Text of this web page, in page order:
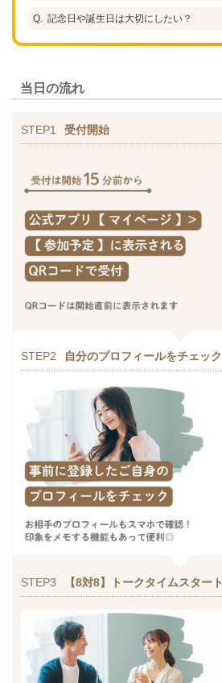
記念日や誕生日は大切にしたい？
当日の流れ
STEP1 受付開始
STEP2 自分のプロフィールをチェック
STEP3 【8対8】トークタイムスタート